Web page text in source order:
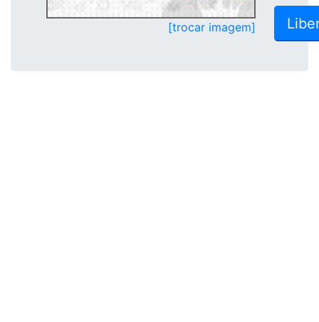
[trocar imagem]